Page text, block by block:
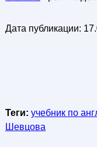
Дата публикации:
Теги: учебник по
Шевцова